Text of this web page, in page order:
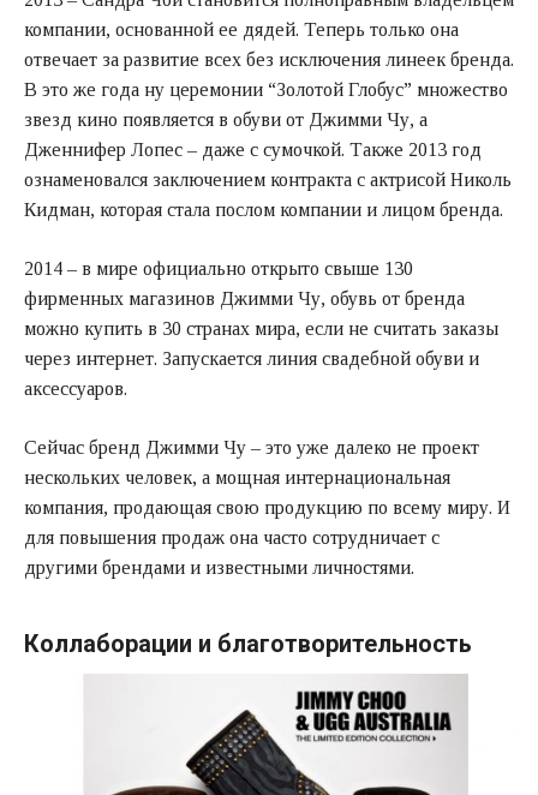
компании, основанной ее дядей. Теперь только она
отвечает за развитие всех без исключения линеек бренда.
В это же года ну церемонии “Золотой Глобус” множество
звезд кино появляется в обуви от Джимми Чу, а
Дженнифер Лопес – даже с сумочкой. Также 2013 год
ознаменовался заключением контракта с актрисой Николь
Кидман, которая стала послом компании и лицом бренда.
2014 – в мире официально открыто свыше 130
фирменных магазинов Джимми Чу, обувь от бренда
можно купить в 30 странах мира, если не считать заказы
через интернет. Запускается линия свадебной обуви и
аксессуаров.
Сейчас бренд Джимми Чу – это уже далеко не проект
нескольких человек, а мощная интернациональная
компания, продающая свою продукцию по всему миру. И
для повышения продаж она часто сотрудничает с
другими брендами и известными личностями.
Коллаборации и благотворительность